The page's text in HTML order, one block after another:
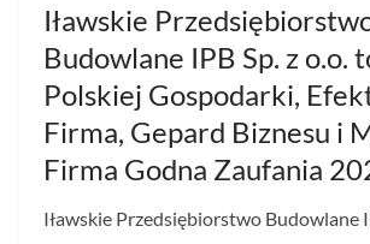
Iławskie
Budowlane IPB Sp. z o.o.
Polskiej Gospodarki,
Firma, Gepard Biznesu i
Firma Godna Zaufania
Iławskie Przedsiębiorstwo Budowlane